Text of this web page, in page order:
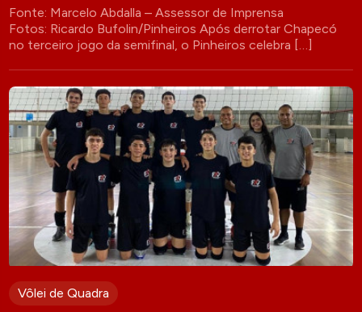
Fonte: Marcelo Abdalla – Assessor de Imprensa
Fotos: Ricardo Bufolin/Pinheiros Após derrotar Chapecó
no terceiro jogo da semifinal, o Pinheiros celebra […]
Vôlei de Quadra